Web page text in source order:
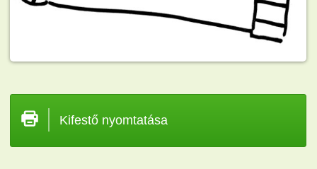
Kifestő nyomtatása